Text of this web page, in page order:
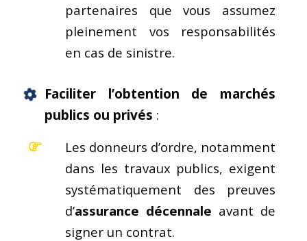
partenaires que vous assumez
pleinement vos responsabilités
en cas de sinistre.
Faciliter l’obtention de marchés
publics ou privés :
Les donneurs d’ordre, notamment
dans les travaux publics, exigent
systématiquement des preuves
d’assurance décennale avant de
signer un contrat.